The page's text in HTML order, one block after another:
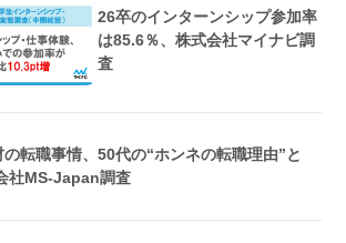
26卒のインターンシップ参加率
は85.6％、株式会社マイナビ調
査
の転職事情、50代の“ホンネの転職理由”と
社MS-Japan調査